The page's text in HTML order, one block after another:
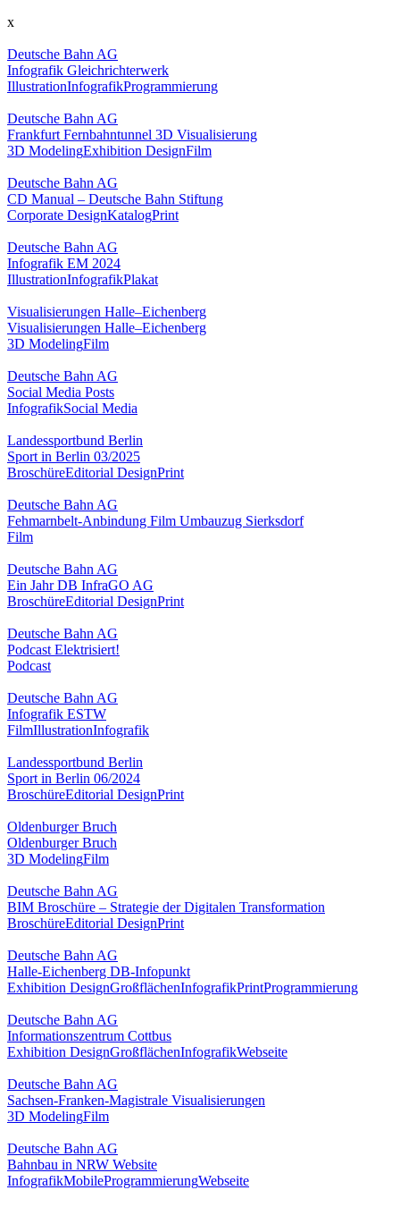
x
Deutsche Bahn AG
Infografik Gleichrichterwerk
IllustrationInfografikProgrammierung
Deutsche Bahn AG
Frankfurt Fernbahntunnel 3D Visualisierung
3D ModelingExhibition DesignFilm
Deutsche Bahn AG
CD Manual – Deutsche Bahn Stiftung
Corporate DesignKatalogPrint
Deutsche Bahn AG
Infografik EM 2024
IllustrationInfografikPlakat
Visualisierungen Halle–Eichenberg
Visualisierungen Halle–Eichenberg
3D ModelingFilm
Deutsche Bahn AG
Social Media Posts
InfografikSocial Media
Landessportbund Berlin
Sport in Berlin 03/2025
BroschüreEditorial DesignPrint
Deutsche Bahn AG
Fehmarnbelt-Anbindung Film Umbauzug Sierksdorf
Film
Deutsche Bahn AG
Ein Jahr DB InfraGO AG
BroschüreEditorial DesignPrint
Deutsche Bahn AG
Podcast Elektrisiert!
Podcast
Deutsche Bahn AG
Infografik ESTW
FilmIllustrationInfografik
Landessportbund Berlin
Sport in Berlin 06/2024
BroschüreEditorial DesignPrint
Oldenburger Bruch
Oldenburger Bruch
3D ModelingFilm
Deutsche Bahn AG
BIM Broschüre – Strategie der Digitalen Transformation
BroschüreEditorial DesignPrint
Deutsche Bahn AG
Halle-Eichenberg DB-Infopunkt
Exhibition DesignGroßflächenInfografikPrintProgrammierung
Deutsche Bahn AG
Informationszentrum Cottbus
Exhibition DesignGroßflächenInfografikWebseite
Deutsche Bahn AG
Sachsen-Franken-Magistrale Visualisierungen
3D ModelingFilm
Deutsche Bahn AG
Bahnbau in NRW Website
InfografikMobileProgrammierungWebseite